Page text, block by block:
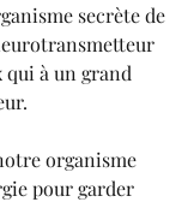
secrète de
qui à un grand
organisme
pour garder